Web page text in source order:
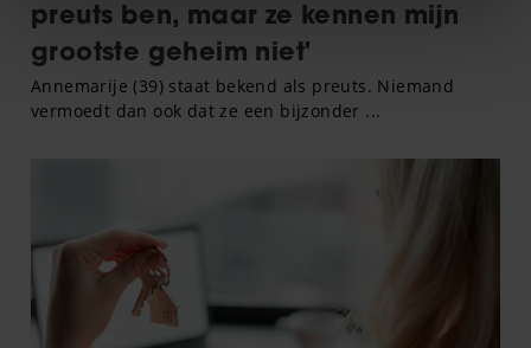
We gebruiken cookies om content en advertenties te
personaliseren, om functies voor social media te bieden
en om ons websiteverkeer te analyseren. Ook delen we
informatie over uw gebruik van onze site met onze
verzameld op basis van uw gebruik van hun services. U
gaat akkoord met onze cookies als u onze website blijft
gebruiken.